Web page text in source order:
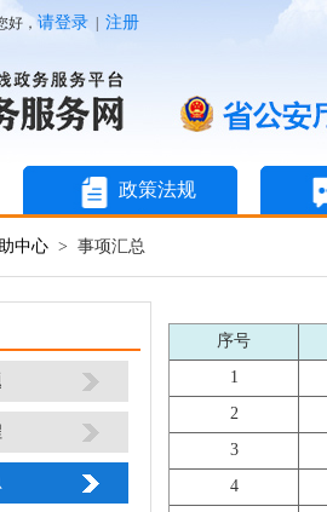
好，请登录 注册
政策法规
中心 > 事项汇总
序号
1
2
3
4